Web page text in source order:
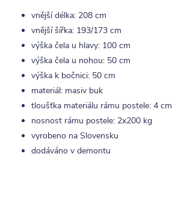
vnější délka: 208 cm
vnější šířka: 193/173 cm
výška čela u hlavy: 100 cm
výška čela u nohou: 50 cm
výška k bočnici: 50 cm
materiál: masiv buk
tloušťka materiálu rámu postele: 4 cm
nosnost rámu postele: 2x200 kg
vyrobeno na Slovensku
dodáváno v demontu